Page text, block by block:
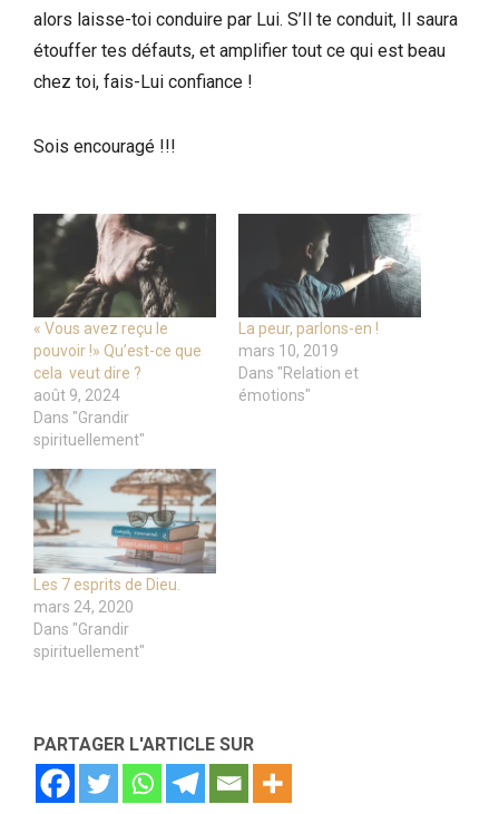
alors laisse-toi conduire par Lui. S’Il te conduit, Il saura
étouffer tes défauts, et amplifier tout ce qui est beau
chez toi, fais-Lui confiance !
Sois encouragé !!!
« Vous avez reçu le
pouvoir !» Qu’est-ce que
cela veut dire ?
août 9, 2024
Dans "Grandir
spirituellement"
La peur, parlons-en !
mars 10, 2019
Dans "Relation et
émotions"
Les 7 esprits de Dieu.
mars 24, 2020
Dans "Grandir
spirituellement"
PARTAGER L'ARTICLE SUR